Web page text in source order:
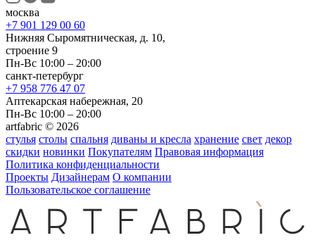
москва
+7 901 129 00 60
Нижняя Сыромятническая, д. 10,
строение 9
Пн-Вс 10:00 – 20:00
санкт-петербург
+7 958 776 47 07
Аптекарская набережная, 20
Пн-Вс 10:00 – 20:00
artfabric © 2026
стулья столы спальня диваны и кресла хранение свет декор
скидки новинки Покупателям Правовая информация
Политика конфиденциальности
Проекты Дизайнерам О компании
Пользовательское соглашение